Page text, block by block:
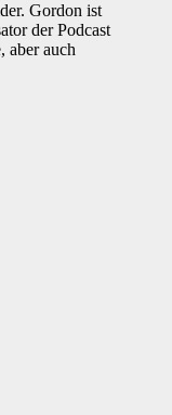
Gordon ist
der Podcast
aber auch